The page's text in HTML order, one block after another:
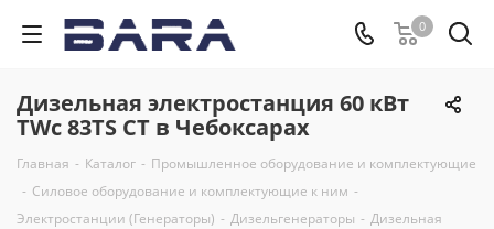
0
Дизельная электростанция 60 кВт
TWc 83TS CT в Чебоксарах
Главная - Каталог - Промышленное оборудование и комплектующие
- Силовое оборудование и комплектующие к ним -
Электростанции (Генераторы) - Дизельгенераторы - Дизельная